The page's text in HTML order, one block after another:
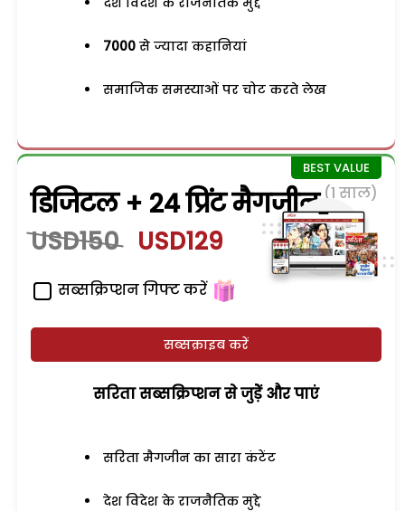
7000 से ज्यादा कहानियां
समाजिक समस्याओं पर चोट करते लेख
डिजिटल + 24 प्रिंट मैगजीन (1 साल)
USD150 USD129
सब्सक्रिप्शन गिफ्ट करें
सब्सक्राइब करें
सरिता सब्सक्रिप्शन से जुड़ेें और पाएं
सरिता मैगजीन का सारा कंटेंट
देश विदेश के राजनैतिक मुद्दे